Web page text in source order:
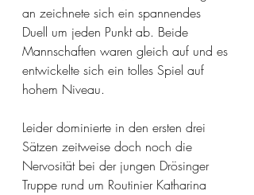
an zeichnete sich ein spannendes
Duell um jeden Punkt ab. Beide
Mannschaften waren gleich auf und es
entwickelte sich ein tolles Spiel auf
hohem Niveau.
Leider dominierte in den ersten drei
Sätzen zeitweise doch noch die
Nervosität bei der jungen Drösinger
Truppe rund um Routinier Katharina